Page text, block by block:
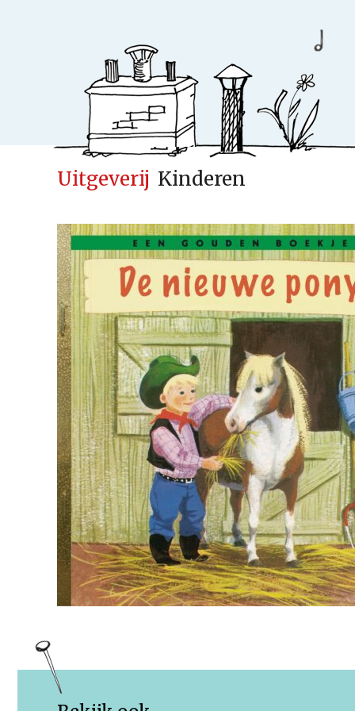
Uitgeverij
Actueel
Kinderen
Volwassenen
Verwacht
Rechten
Cases
Samenwerken
Uitgeverij Kinderen